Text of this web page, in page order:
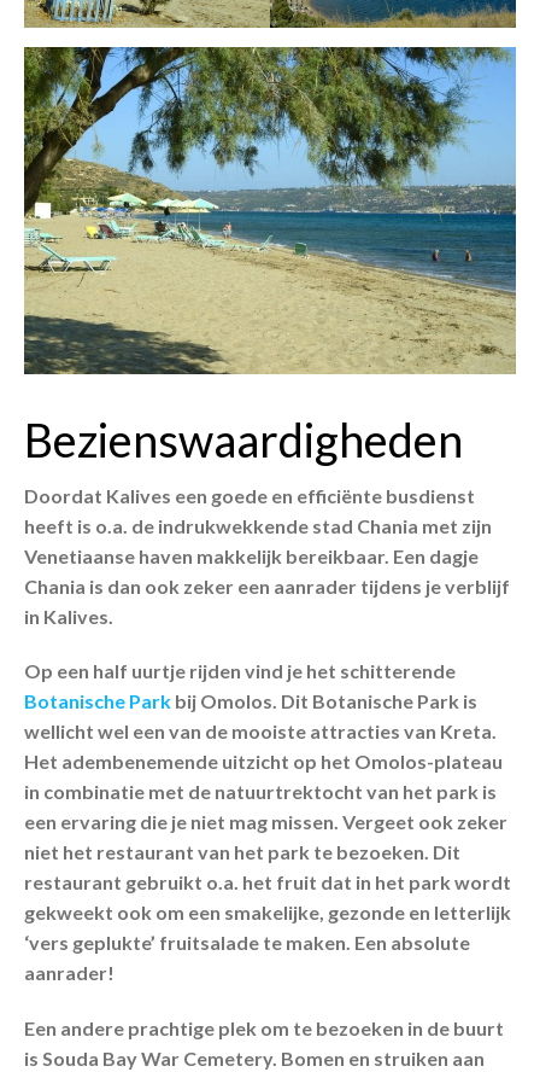
Bezienswaardigheden
Doordat Kalives een goede en efficiënte busdienst
heeft is o.a. de indrukwekkende stad Chania met zijn
Venetiaanse haven makkelijk bereikbaar. Een dagje
Chania is dan ook zeker een aanrader tijdens je verblijf
in Kalives.
Op een half uurtje rijden vind je het schitterende
Botanische Park bij Omolos. Dit Botanische Park is
wellicht wel een van de mooiste attracties van Kreta.
Het adembenemende uitzicht op het Omolos-plateau
in combinatie met de natuurtrektocht van het park is
een ervaring die je niet mag missen. Vergeet ook zeker
niet het restaurant van het park te bezoeken. Dit
restaurant gebruikt o.a. het fruit dat in het park wordt
gekweekt ook om een smakelijke, gezonde en letterlijk
‘vers geplukte’ fruitsalade te maken. Een absolute
aanrader!
Een andere prachtige plek om te bezoeken in de buurt
is Souda Bay War Cemetery. Bomen en struiken aan